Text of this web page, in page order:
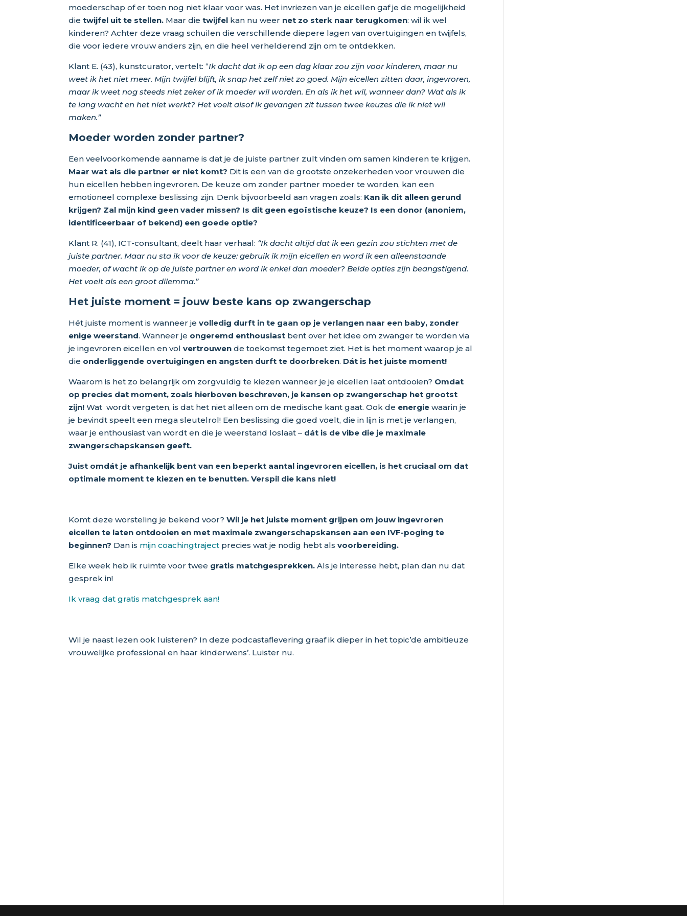
moederschap of er toen nog niet klaar voor was. Het invriezen van je eicellen gaf je de mogelijkheid
dietwijfel uit te stellen. Maar dietwijfel kan nu weer net zo sterk naar terugkomen: wil ik wel
kinderen? Achter deze vraag schuilen die verschillende diepere lagen van overtuigingen en twijfels,
die voor iedere vrouw anders zijn, en die heel verhelderend zijn om te ontdekken.
Klant E. (43), kunstcurator, vertelt: “Ik dacht dat ik op een dag klaar zou zijn voor kinderen, maar nu
weet ik het niet meer. Mijn twijfel blijft, ik snap het zelf niet zo goed. Mijn eicellen zitten daar, ingevroren,
maar ik weet nog steeds niet zeker of ik moeder wil worden. En als ik het wil, wanneer dan? Wat als ik
te lang wacht en het niet werkt? Het voelt alsof ik gevangen zit tussen twee keuzes die ik niet wil
maken.”
Moeder worden zonder partner?
Een veelvoorkomende aanname is dat je de juiste partner zult vinden om samen kinderen te krijgen.
Maar wat als die partner er niet komt? Dit is een van de grootste onzekerheden voor vrouwen die
hun eicellen hebben ingevroren. De keuze om zonder partner moeder te worden, kan een
emotioneel complexe beslissing zijn. Denk bijvoorbeeld aan vragen zoals: Kan ik dit alleen gerund
krijgen? Zal mijn kind geen vader missen? Is dit geen egoïstische keuze? Is een donor (anoniem,
identificeerbaar of bekend) een goede optie?
Klant R. (41), ICT-consultant, deelt haar verhaal: “Ik dacht altijd dat ik een gezin zou stichten met de
juiste partner. Maar nu sta ik voor de keuze: gebruik ik mijn eicellen en word ik een alleenstaande
moeder, of wacht ik op de juiste partner en word ik enkel dan moeder? Beide opties zijn beangstigend.
Het voelt als een groot dilemma.”
Het juiste moment = jouw beste kans op zwangerschap
Hét juiste moment is wanneer jevolledig durft in te gaan op je verlangen naar een baby, zonder
enige weerstand. Wanneer je ongeremd enthousiast bent over het idee om zwanger te worden via
je ingevroren eicellen en volvertrouwen de toekomst tegemoet ziet. Het is het moment waarop je al
die onderliggende overtuigingen en angsten durft te doorbreken. Dát is het juiste moment!
Waarom is het zo belangrijk om zorgvuldig te kiezen wanneer je je eicellen laat ontdooien? Omdat
op precies dat moment, zoals hierboven beschreven, je kansen op zwangerschap het grootst
zijn!Wat wordt vergeten, is dat het niet alleen om de medische kant gaat. Ook de energie waarin je
je bevindt speelt een mega sleutelrol! Een beslissing die goed voelt, die in lijn is met je verlangen,
waar je enthousiast van wordt en die je weerstand loslaat – dát is de vibe die je maximale
zwangerschapskansen geeft.
Juist omdát je afhankelijk bent van een beperkt aantal ingevroren eicellen, is het cruciaal om dat
optimale moment te kiezen en te benutten. Verspil die kans niet!
Komt deze worsteling je bekend voor?Wil je het juiste moment grijpen om jouw ingevroren
eicellen te laten ontdooien en met maximale zwangerschapskansen aan een IVF-poging te
beginnen? Dan is mijn coachingtraject precies wat je nodig hebt alsvoorbereiding.
Elke week heb ik ruimte voor twee gratis matchgesprekken. Als je interesse hebt, plan dan nu dat
gesprek in!
Ik vraag dat gratis matchgesprek aan!
Wil je naast lezen ook luisteren? In deze podcastaflevering graaf ik dieper in het topic’de ambitieuze
vrouwelijke professional en haar kinderwens’. Luister nu.